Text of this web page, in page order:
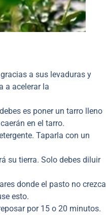
a sus levaduras y
a acelerar la
es poner un tarro lleno
en el tarro.
Taparla con un
su tierra. Solo debes diluir
donde el pasto no crezca
esto.
por 15 o 20 minutos.